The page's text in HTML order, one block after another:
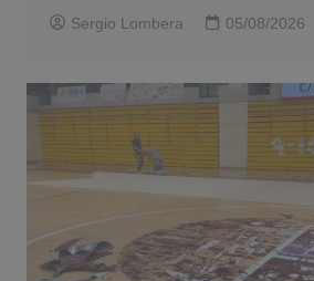
Sergio Lombera 05/08/2026